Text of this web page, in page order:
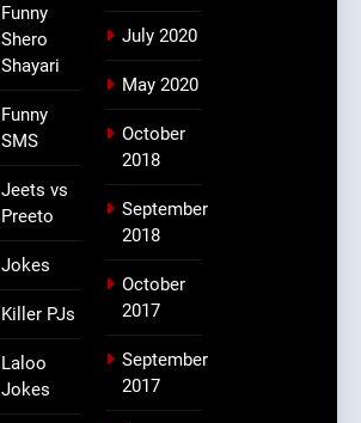
Funny
Shero
Shayari
Funny
SMS
Jeets vs
Preeto
Jokes
Killer PJs
Laloo
Jokes
July 2020
May 2020
October
2018
September
2018
October
2017
September
2017